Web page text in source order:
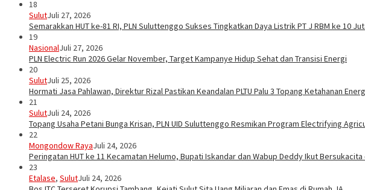
18
SulutJuli 27, 2026
Semarakkan HUT ke-81 RI, PLN Suluttenggo Sukses Tingkatkan Daya Listrik PT J RBM ke 10
19
NasionalJuli 27, 2026
PLN Electric Run 2026 Gelar November, Target Kampanye Hidup Sehat dan Transisi Energi
20
SulutJuli 25, 2026
Hormati Jasa Pahlawan, Direktur Rizal Pastikan Keandalan PLTU Palu 3 Topang Ketahanan
21
SulutJuli 24, 2026
Topang Usaha Petani Bunga Krisan, PLN UID Suluttenggo Resmikan Program Electrifying
22
Mongondow RayaJuli 24, 2026
Peringatan HUT ke 11 Kecamatan Helumo, Bupati Iskandar dan Wabup Deddy Ikut
23
Etalase, SulutJuli 24, 2026